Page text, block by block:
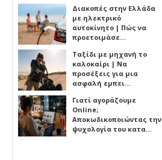
Διακοπές στην Ελλάδα
με ηλεκτρικό
αυτοκίνητο | Πώς να
προετοιμάσε…
Ταξίδι με μηχανή το
καλοκαίρι | Να
προσέξεις για μια
ασφαλή εμπει…
Γιατί αγοράζουμε
Online;
Αποκωδικοποιώντας την
ψυχολογία του κατα…